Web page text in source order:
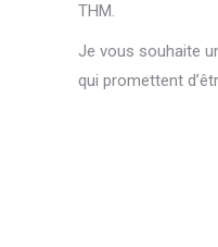
THM.
Je vous souhaite
qui promettent